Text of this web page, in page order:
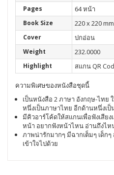
Pages 64 หน้า
Book Size 220 x 220
Cover ปกอ่อน
Weight 232.0000
Highlight สแกน QR
ความพิเศษของหนังสือชุดนี้
เป็นหนังสือ 2 ภาษา อังกฤษ-ไทย
หนึ่งเป็นภาษาไทย อีกด้านหนึ่งเ
มีคิวอาร์โค้ดให้สแกนเพื่อฟังเสีย
หน้า อยากฟังหน้าไหน อ่านถึงไ
ภาพน่ารักมากๆ มีฉากเต็มๆ เด็ก
เข้าใจไปด้วย